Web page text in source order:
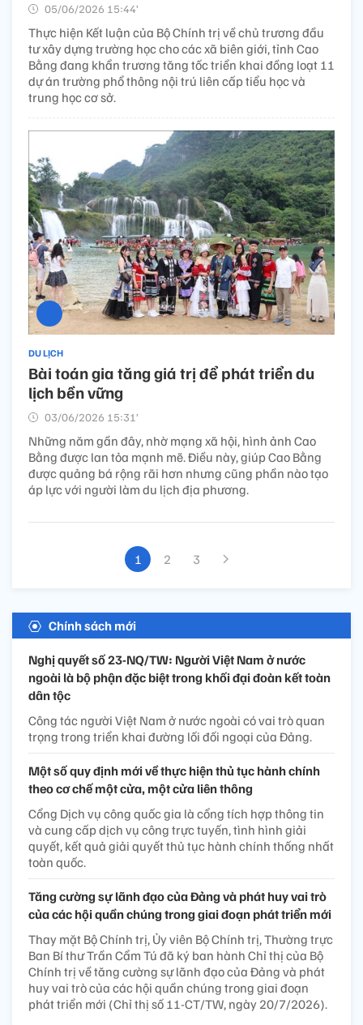
05/06/2026 15:44’
Thực hiện Kết luận của Bộ Chính trị về chủ trương đầu
tư xây dựng trường học cho các xã biên giới, tỉnh Cao
Bằng đang khẩn trương tăng tốc triển khai đồng loạt 11
dự án trường phổ thông nội trú liên cấp tiểu học và
trung học cơ sở.
DU LỊCH
Bài toán gia tăng giá trị để phát triển du
lịch bền vững
03/06/2026 15:31’
Những năm gần đây, nhờ mạng xã hội, hình ảnh Cao
Bằng được lan tỏa mạnh mẽ. Điều này, giúp Cao Bằng
được quảng bá rộng rãi hơn nhưng cũng phần nào tạo
áp lực với người làm du lịch địa phương.
1 2 3
Chính sách mới
Nghị quyết số 23-NQ/TW: Người Việt Nam ở nước
ngoài là bộ phận đặc biệt trong khối đại đoàn kết toàn
dân tộc
Công tác người Việt Nam ở nước ngoài có vai trò quan
trọng trong triển khai đường lối đối ngoại của Đảng.
Một số quy định mới về thực hiện thủ tục hành chính
theo cơ chế một cửa, một cửa liên thông
Cổng Dịch vụ công quốc gia là cổng tích hợp thông tin
và cung cấp dịch vụ công trực tuyến, tình hình giải
quyết, kết quả giải quyết thủ tục hành chính thống nhất
toàn quốc.
Tăng cường sự lãnh đạo của Đảng và phát huy vai trò
của các hội quần chúng trong giai đoạn phát triển mới
Thay mặt Bộ Chính trị, Ủy viên Bộ Chính trị, Thường trực
Ban Bí thư Trần Cẩm Tú đã ký ban hành Chỉ thị của Bộ
Chính trị về tăng cường sự lãnh đạo của Đảng và phát
huy vai trò của các hội quần chúng trong giai đoạn
phát triển mới (Chỉ thị số 11-CT/TW, ngày 20/7/2026).